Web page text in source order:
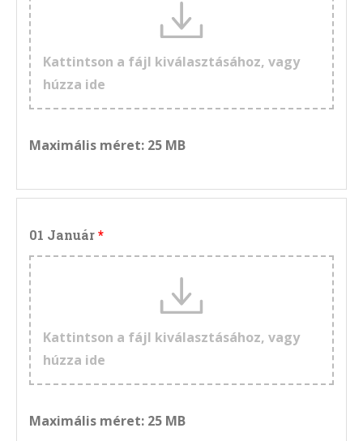
Kattintson a fájl kiválasztásához, vagy
húzza ide
Maximális méret: 25 MB
01 Január
Kattintson a fájl kiválasztásához, vagy
húzza ide
Maximális méret: 25 MB